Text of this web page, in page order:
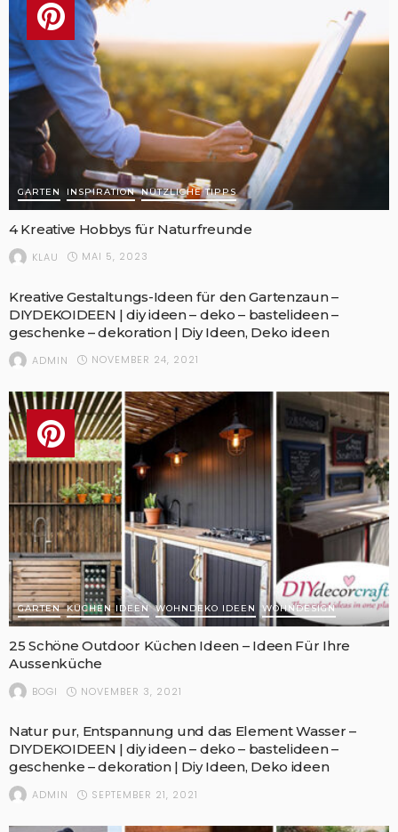
GARTEN INSPIRATION NÜTZLICHE TIPPS
4 Kreative Hobbys für Naturfreunde
KLAU MAI 5, 2023
Kreative Gestaltungs-Ideen für den Gartenzaun –
DIYDEKOIDEEN | diy ideen – deko – bastelideen –
geschenke – dekoration | Diy Ideen, Deko ideen
ADMIN NOVEMBER 24, 2021
GARTEN KÜCHEN IDEEN WOHNDEKO IDEEN WOHNDESIGN
25 Schöne Outdoor Küchen Ideen – Ideen Für Ihre
Aussenküche
BOGI NOVEMBER 3, 2021
Natur pur, Entspannung und das Element Wasser –
DIYDEKOIDEEN | diy ideen – deko – bastelideen –
geschenke – dekoration | Diy Ideen, Deko ideen
ADMIN SEPTEMBER 21, 2021